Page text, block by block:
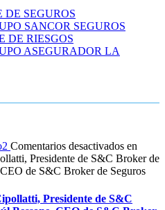
SEGUROS
SANCOR SEGUROS
DE RIESGOS
ASEGURADOR LA
Comentarios desactivados en
Presidente de S&C Broker de
de S&C Broker de Seguros
Presidente de S&C